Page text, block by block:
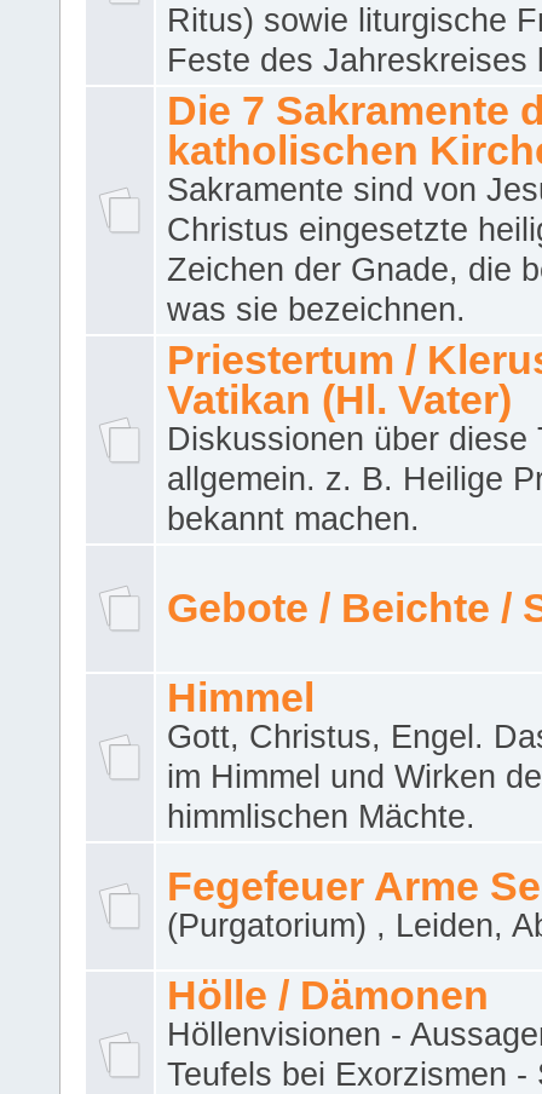
Ritus) sowie liturgische
Feste des Jahreskreises
Die 7 Sakramente
katholischen
Sakramente sind von
Christus eingesetzte
Zeichen der Gnade, die
was sie bezeichnen.
Priestertum /
Vatikan (Hl. Vater)
Diskussionen über diese
allgemein. z. B. Heilige
bekannt machen.
Gebote / Beichte /
Himmel
Gott, Christus, Engel.
im Himmel und Wirken
himmlischen Mächte.
Fegefeuer Arme
(Purgatorium) , Leiden,
Hölle / Dämonen
Höllenvisionen -
Teufels bei Exorzismen -